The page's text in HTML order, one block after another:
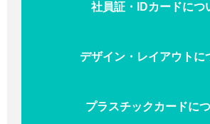
社員証・IDカードにつ
デザイン・レイアウトに
プラスチックカードに